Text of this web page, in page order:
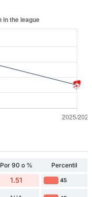
Por 90 o %
Percentil
1.51 45